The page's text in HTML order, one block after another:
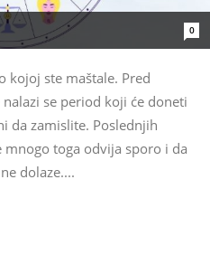
0
kojoj ste maštale. Pred
se period koji će doneti
da zamislite. Poslednjih
mnogo toga odvija sporo i da
dolaze....